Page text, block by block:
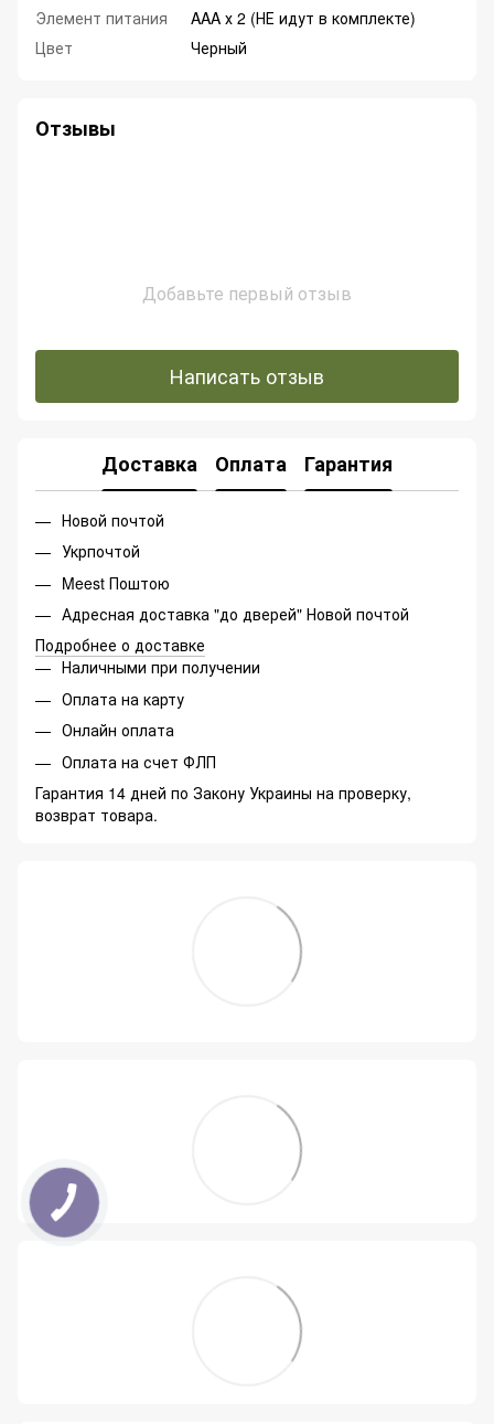
Элемент питания
AAA х 2 (НЕ идут в комплекте)
Цвет
Черный
Отзывы
Добавьте первый отзыв
Написать отзыв
Доставка Оплата Гарантия
Новой почтой
Укрпочтой
Meest Поштою
Адресная доставка "до дверей" Новой почтой
Подробнее о доставке
Наличными при получении
Оплата на карту
Онлайн оплата
Оплата на счет ФЛП
Гарантия 14 дней по Закону Украины на проверку,
возврат товара.